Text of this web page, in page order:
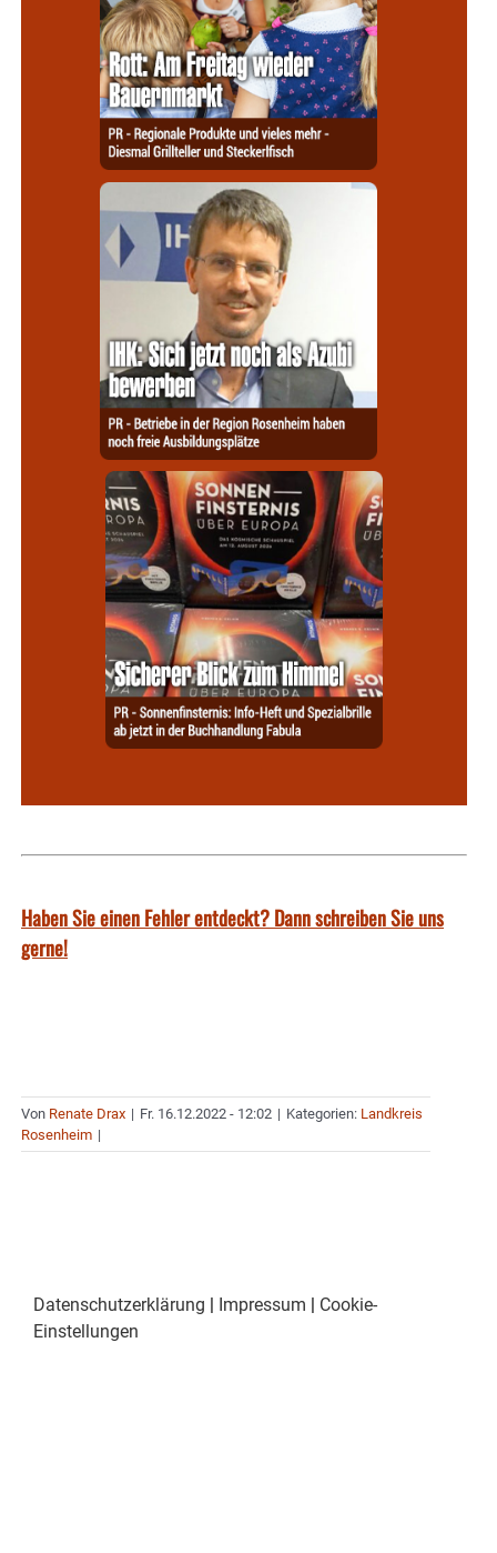
Haben Sie einen Fehler entdeckt? Dann schreiben Sie uns
gerne!
Von Renate Drax | Fr. 16.12.2022 - 12:02 | Kategorien: Landkreis
Rosenheim |
Datenschutzerklärung Impressum
Cookie-
Einstellungen